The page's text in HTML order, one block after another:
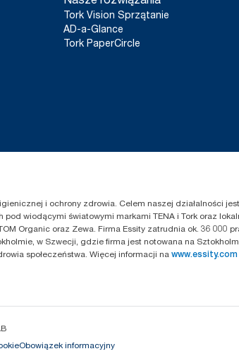
Tork Vision Sprzątanie
AD-a-Glance
Tork PaperCircle
i ochrony zdrowia. Celem naszej działalności
pod wiodącymi światowymi markami TENA i Tork oraz
Organic oraz Zewa. Firma Essity zatrudnia ok. 36 000
w Szwecji, gdzie firma jest notowana na
społeczeństwa. Więcej informacji na www.essity.com
Obowiązek informacyjny